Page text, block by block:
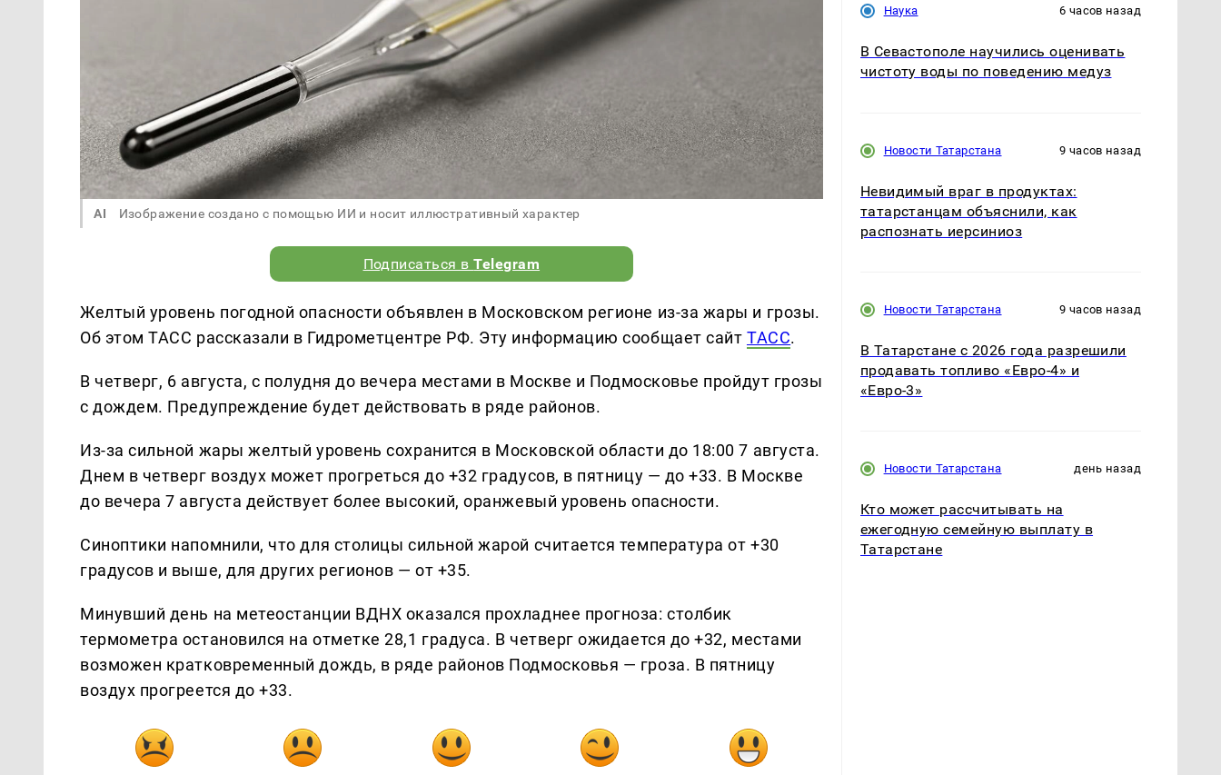
AI Изображение создано с помощью ИИ и носит иллюстративный характер
Подписаться вTelegram
Желтый уровень погодной опасности объявлен в Московском регионе из-за жары и грозы.
Об этом ТАСС рассказали в Гидрометцентре РФ. Эту информацию сообщает сайт ТАСС.
В четверг, 6 августа, с полудня до вечера местами в Москве и Подмосковье пройдут грозы
с дождем. Предупреждение будет действовать в ряде районов.
Из-за сильной жары желтый уровень сохранится в Московской области до 18:00 7 августа.
Днем в четверг воздух может прогреться до +32 градусов, в пятницу — до +33. В Москве
до вечера 7 августа действует более высокий, оранжевый уровень опасности.
Синоптики напомнили, что для столицы сильной жарой считается температура от +30
градусов и выше, для других регионов — от +35.
Минувший день на метеостанции ВДНХ оказался прохладнее прогноза: столбик
термометра остановился на отметке 28,1 градуса. В четверг ожидается до +32, местами
возможен кратковременный дождь, в ряде районов Подмосковья — гроза. В пятницу
воздух прогреется до +33.
Наука 6 часов назад
В Севастополе научились оценивать
чистоту воды по поведению медуз
Новости Татарстана 9 часов назад
Невидимый враг в продуктах:
татарстанцам объяснили, как
распознать иерсиниоз
Новости Татарстана 9 часов назад
В Татарстане с 2026 года разрешили
продавать топливо «Евро-4» и
«Евро-3»
Новости Татарстана день назад
Кто может рассчитывать на
ежегодную семейную выплату в
Татарстане